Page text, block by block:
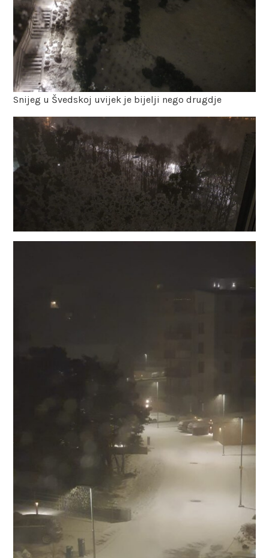
Snijeg u Švedskoj uvijek je bijelji nego drugdje